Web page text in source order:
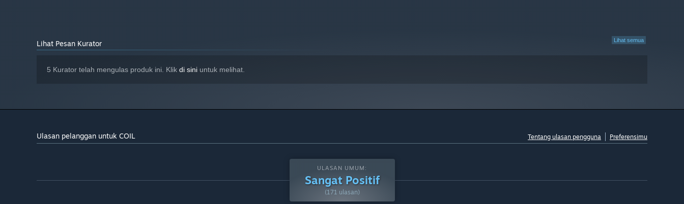
Lihat semua
Lihat Pesan Kurator
5 Kurator telah mengulas produk ini. Klik di sini untuk melihat.
Ulasan pelanggan untuk COIL Tentang ulasan pengguna Preferensimu
ULASAN UMUM:
Sangat Positif
(171 ulasan)